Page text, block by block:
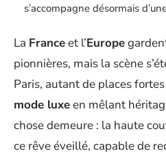
s’accompagne désormais
La Franceet l’Europe
pionnières, mais la scène
Paris, autant de places
mode luxeen mêlant
chose demeure : la haute
ce rêve éveillé, capable de